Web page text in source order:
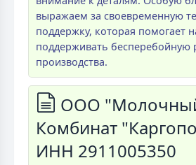
выражаем за своевременную
поддержку, которая помогает
поддерживать бесперебойную
производства.
ООО
Комбинат
ИНН 2911005350